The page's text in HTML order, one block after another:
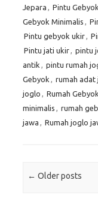
Jepara , Pintu
Gebyok Minimalis ,
Pintu gebyok ukir,
Pintu jati ukir, pintu
antik , pintu rumah
Gebyok , rumah adat
joglo , Rumah Gebyok
minimalis , rumah
jawa , Rumah joglo
Post navigation
← Older posts